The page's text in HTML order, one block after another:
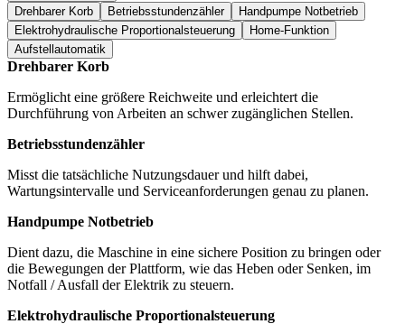
Drehbarer Korb
Betriebsstundenzähler
Handpumpe Notbetrieb
Elektrohydraulische Proportionalsteuerung
Home-Funktion
Aufstellautomatik
Drehbarer Korb
Ermöglicht eine größere Reichweite und erleichtert die
Durchführung von Arbeiten an schwer zugänglichen Stellen.
Betriebsstundenzähler
Misst die tatsächliche Nutzungsdauer und hilft dabei,
Wartungsintervalle und Serviceanforderungen genau zu planen.
Handpumpe Notbetrieb
Dient dazu, die Maschine in eine sichere Position zu bringen oder
die Bewegungen der Plattform, wie das Heben oder Senken, im
Notfall / Ausfall der Elektrik zu steuern.
Elektrohydraulische Proportionalsteuerung